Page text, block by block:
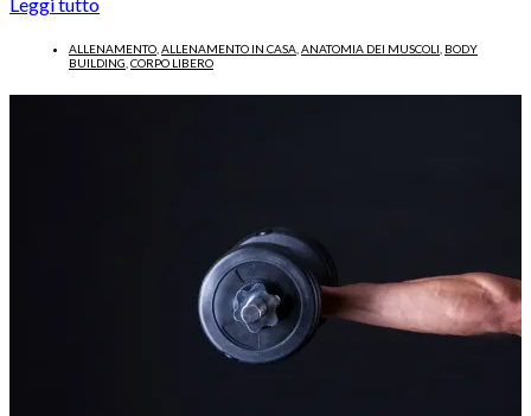
ALLENAMENTO ALLENAMENTO IN CASA ANATOMIA DEI MUSCOLI BODY
BUILDING CORPO LIBERO